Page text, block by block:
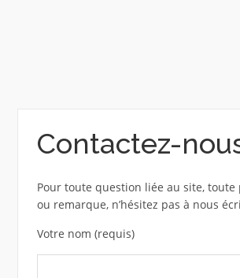
Contactez-
Pour toute question liée au site, toute
ou remarque, n’hésitez pas à nous
Votre nom (requis)